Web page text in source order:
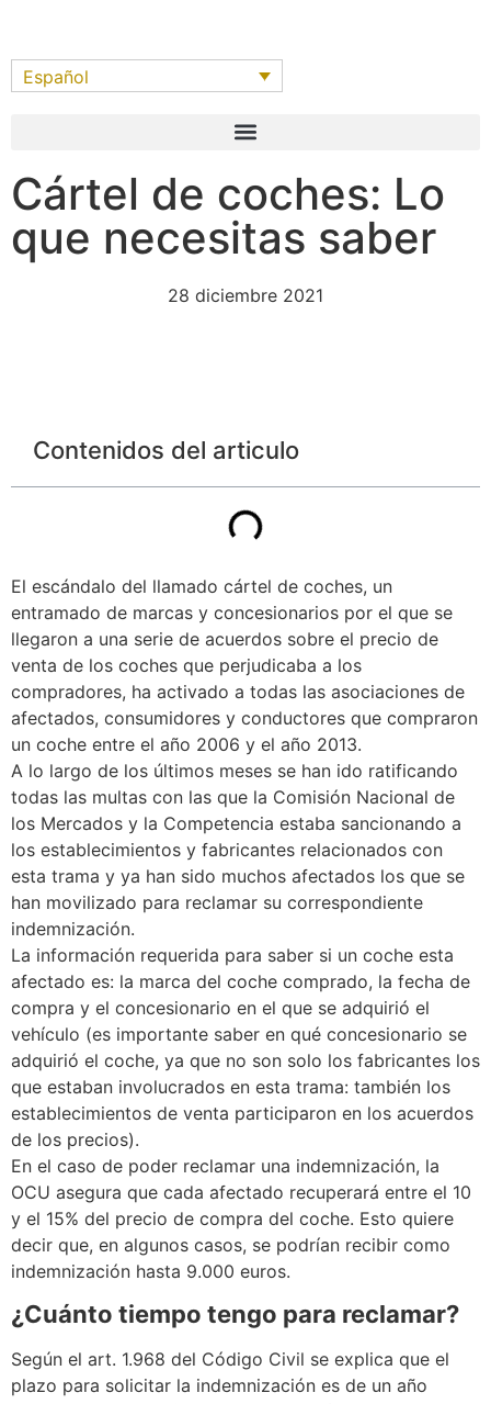
Español
Cártel de coches: Lo
que necesitas saber
28 diciembre 2021
Contenidos del articulo
El escándalo del llamado cártel de coches, un
entramado de marcas y concesionarios por el que se
llegaron a una serie de acuerdos sobre el precio de
venta de los coches que perjudicaba a los
compradores, ha activado a todas las asociaciones de
afectados, consumidores y conductores que compraron
un coche entre el año 2006 y el año 2013.
A lo largo de los últimos meses se han ido ratificando
todas las multas con las que la Comisión Nacional de
los Mercados y la Competencia estaba sancionando a
los establecimientos y fabricantes relacionados con
esta trama y ya han sido muchos afectados los que se
han movilizado para reclamar su correspondiente
indemnización.
La información requerida para saber si un coche esta
afectado es: la marca del coche comprado, la fecha de
compra y el concesionario en el que se adquirió el
vehículo (es importante saber en qué concesionario se
adquirió el coche, ya que no son solo los fabricantes los
que estaban involucrados en esta trama: también los
establecimientos de venta participaron en los acuerdos
de los precios).
En el caso de poder reclamar una indemnización, la
OCU asegura que cada afectado recuperará entre el 10
y el 15% del precio de compra del coche. Esto quiere
decir que, en algunos casos, se podrían recibir como
indemnización hasta 9.000 euros.
¿Cuánto tiempo tengo para reclamar?
Según el art. 1.968 del Código Civil se explica que el
plazo para solicitar la indemnización es de un año